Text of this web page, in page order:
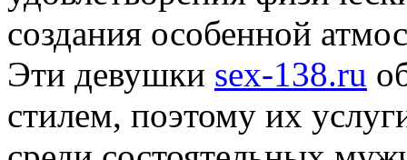
создания особенной
Эти девушки sex-138.ru
стилем, поэтому их